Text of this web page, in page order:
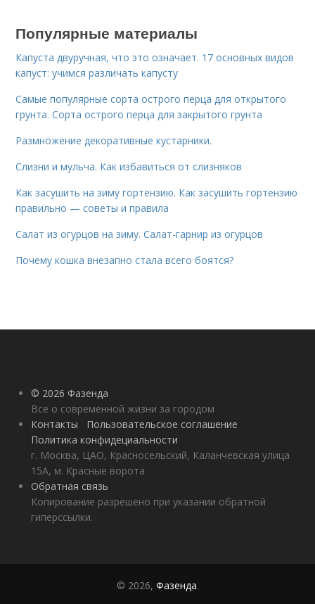
Популярные материалы
Капуста двуручная, что это означает. 17 основных видов
капуст: учимся различать капусту
Самые популярные сорта острого перца для открытого
грунта. Сорта острого перца для закрытого грунта
Размножение декоративные кустарники.
Слизни и мульча. Как избавиться от слизняков
Как засушить на зиму гортензию. Как засушить гортензию
правильно — советы и правила
Салат из огурцов на зиму. Салат-гарнир из огурцов
Почему кошка внезапно стала всего боятся?
© 2026 Фазенда
Все о современной жизни за городом
Контакты
Пользовательское соглашение
Политика конфидециальности
г. Москва, ЦАО, Красносельский, Каланчевская улица
15А, м. Красные ворота
Обратная связь
Копирование разрешено при указании обратной
гиперссылки.
© 2026, Фазенда.